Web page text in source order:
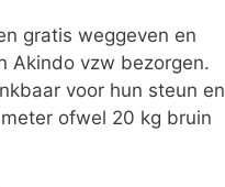
gratis weggeven en
Akindo vzw bezorgen.
voor hun steun en
ofwel 20 kg bruin